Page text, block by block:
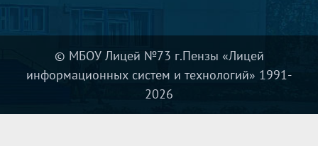
© МБОУ Лицей №73 г.Пензы «Лицей
информационных систем и технологий» 1991-
2026